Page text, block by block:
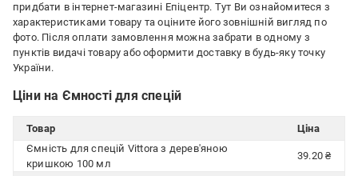
придбати в інтернет-магазині Епіцентр. Тут Ви ознайомитеся з
характеристиками товару та оціните його зовнішній вигляд по
фото. Після оплати замовлення можна забрати в одному з
пунктів видачі товару або оформити доставку в будь-яку точку
України.
Ціни на Ємності для спецій
Товар
Ціна
Ємність для спецій Vittora з дерев'яною
кришкою 100 мл
39.20 ₴